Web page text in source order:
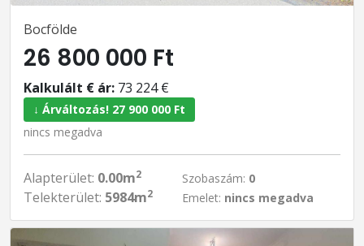
Bocfölde
26 800 000 Ft
Kalkulált € ár: 73 224 €
↓ Árváltozás! 27 900 000 Ft
nincs megadva
Alapterület: 0.00m2
Telekterület: 5984m2
Szobaszám: 0
Emelet: nincs megadva